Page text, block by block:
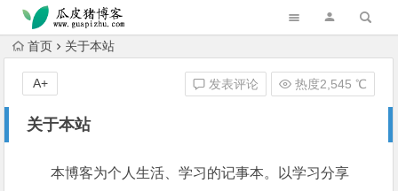
跳转到主内容
首页 关于本站
关于本站
本博客为个人生活、学习的记事本。以学习分享
发表评论 热度2,545 ℃
A+